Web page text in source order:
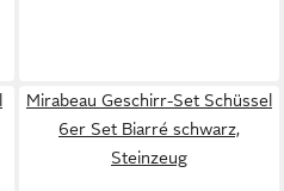
Mirabeau Geschirr-Set Schüssel
6er Set Biarré schwarz,
Steinzeug